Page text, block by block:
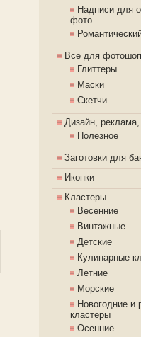
Надписи для
фото
Все для
Глиттеры
Маски
Скетчи
Дизайн, реклама,
Полезное
Заготовки для
Иконки
Кластеры
Весенние
Винтажные
Детские
Кулинарные
Летние
Морские
Новогодние и
кластеры
Осенние